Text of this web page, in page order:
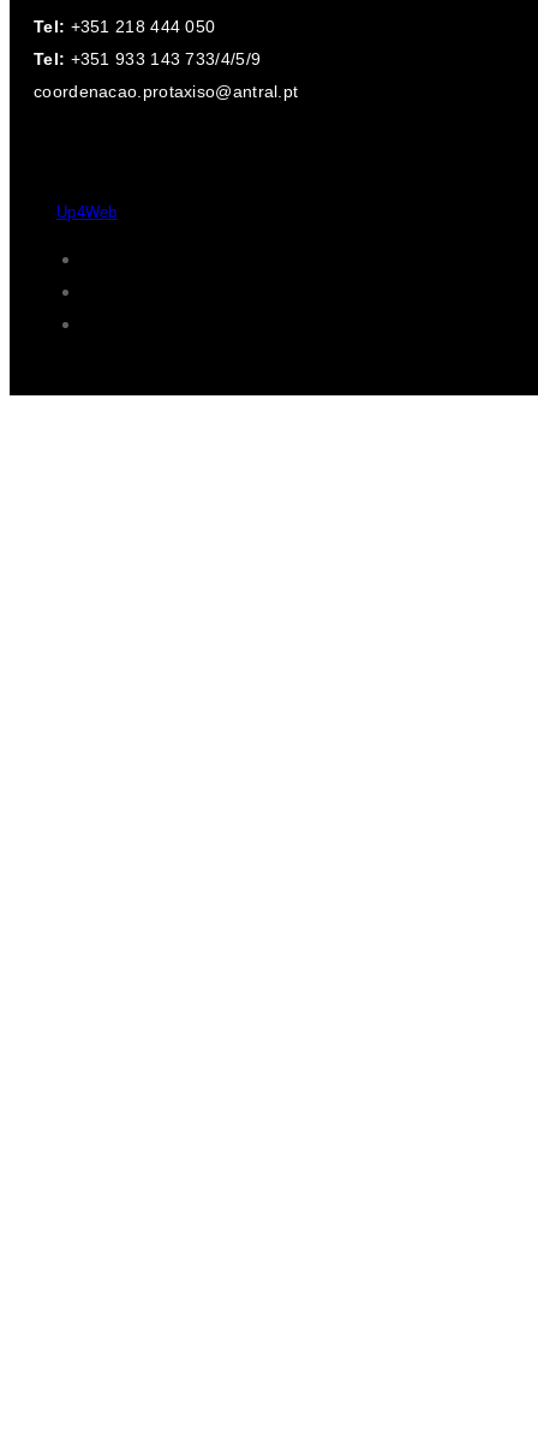
Tel: +351 218 444 050
Tel: +351 933 143 733/4/5/9
coordenacao.protaxiso@antral.pt
Up4Web